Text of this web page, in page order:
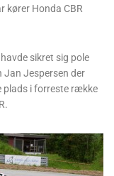
kører Honda CBR
sikret sig pole
Jan Jespersen der
plads i forreste række